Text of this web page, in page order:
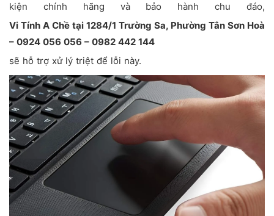
kiện chính hãng và bảo hành chu đáo,
Vi Tính A Chề tại 1284/1 Trường Sa, Phường Tân Sơn Hoà
– 0924 056 056 – 0982 442 144
sẽ hỗ trợ xử lý triệt để lỗi này.